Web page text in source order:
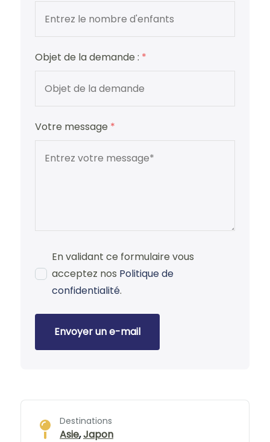
Objet de la demande : *
Votre message *
En validant ce formulaire vous
acceptez nos Politique de
confidentialité.
Envoyer un e-mail
Destinations
Asie,Japon